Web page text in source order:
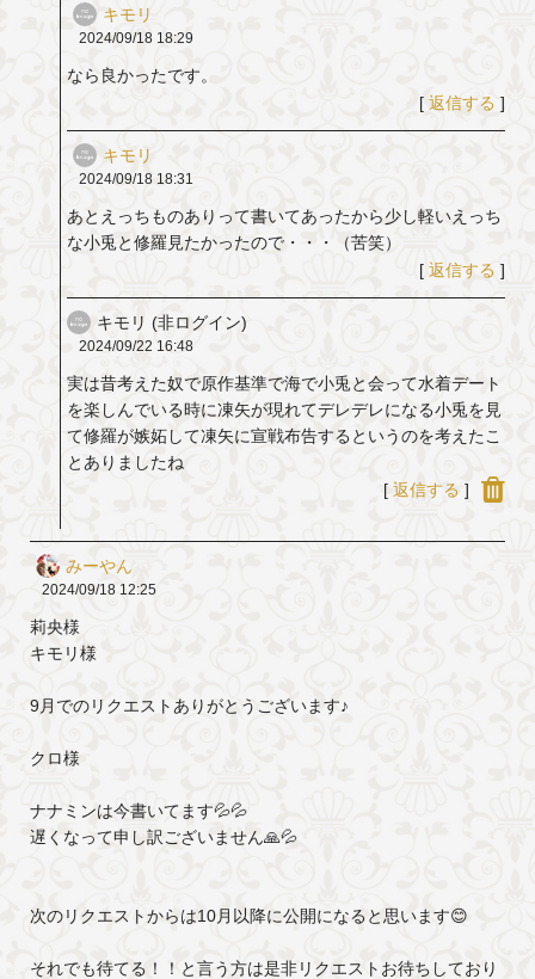
キモリ
2024/09/18 18:29
なら良かったです。
[ 返信する ]
キモリ
2024/09/18 18:31
あとえっちものありって書いてあったから少し軽いえっち
な小兎と修羅見たかったので・・・（苦笑）
[ 返信する ]
キモリ (非ログイン)
2024/09/22 16:48
実は昔考えた奴で原作基準で海で小兎と会って水着デート
を楽しんでいる時に凍矢が現れてデレデレになる小兎を見
て修羅が嫉妬して凍矢に宣戦布告するというのを考えたこ
とありましたね
[ 返信する ]
みーやん
2024/09/18 12:25
莉央様
キモリ様
9月でのリクエストありがとうございます♪
クロ様
ナナミンは今書いてます💦💦
遅くなって申し訳ございません🙏💦
次のリクエストからは10月以降に公開になると思います😊
それでも待てる！！と言う方は是非リクエストお待ちしており